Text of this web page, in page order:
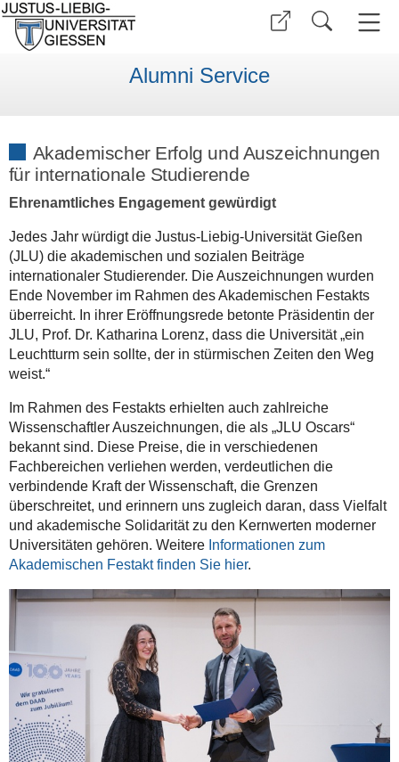
Alumni Service
Akademischer Erfolg und Auszeichnungen
für internationale Studierende
Ehrenamtliches Engagement gewürdigt
Jedes Jahr würdigt die Justus‑Liebig‑Universität Gießen
(JLU) die akademischen und sozialen Beiträge
internationaler Studierender. Die Auszeichnungen wurden
Ende November im Rahmen des Akademischen Festakts
überreicht. In ihrer Eröffnungsrede betonte Präsidentin der
JLU, Prof. Dr. Katharina Lorenz, dass die Universität „ein
Leuchtturm sein sollte, der in stürmischen Zeiten den Weg
weist.“
Im Rahmen des Festakts erhielten auch zahlreiche
Wissenschaftler Auszeichnungen, die als „JLU Oscars“
bekannt sind. Diese Preise, die in verschiedenen
Fachbereichen verliehen werden, verdeutlichen die
verbindende Kraft der Wissenschaft, die Grenzen
überschreitet, und erinnern uns zugleich daran, dass Vielfalt
und akademische Solidarität zu den Kernwerten moderner
Universitäten gehören. Weitere Informationen zum
Akademischen Festakt finden Sie hier.